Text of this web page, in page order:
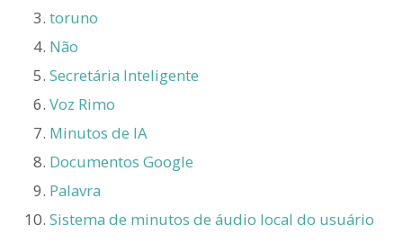
toruno
Não
Secretária Inteligente
Voz Rimo
Minutos de IA
Documentos Google
Palavra
Sistema de minutos de áudio local do usuário